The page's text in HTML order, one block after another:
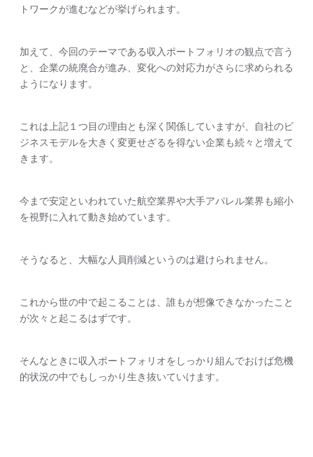
トワークが進むなどが挙げられます。
加えて、今回のテーマである収入ポートフォリオの観点で言う
と、企業の統廃合が進み、変化への対応力がさらに求められる
ようになります。
これは上記１つ目の理由とも深く関係していますが、自社のビ
ジネスモデルを大きく変更せざるを得ない企業も続々と増えて
きます。
今まで安定といわれていた航空業界や大手アパレル業界も縮小
を視野に入れて動き始めています。
そうなると、大幅な人員削減というのは避けられません。
これから世の中で起こることは、誰もが想像できなかったこと
が次々と起こるはずです。
そんなときに収入ポートフォリオをしっかり組んでおけば危機
的状況の中でもしっかり生き抜いていけます。